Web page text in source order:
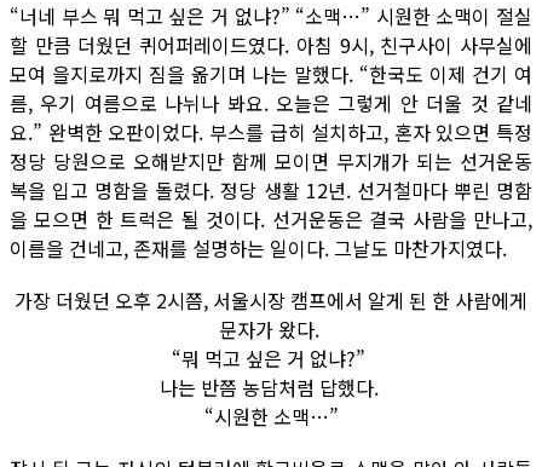
“너네 부스 뭐 먹고 싶은 거 없냐?” “소맥…” 시원한 소맥이 절실
할 만큼 더웠던 퀴어퍼레이드였다. 아침 9시, 친구사이 사무실에
모여 을지로까지 짐을 옮기며 나는 말했다. “한국도 이제 건기 여
름, 우기 여름으로 나뉘나 봐요. 오늘은 그렇게 안 더울 것 같네
요.” 완벽한 오판이었다. 부스를 급히 설치하고, 혼자 있으면 특정
정당 당원으로 오해받지만 함께 모이면 무지개가 되는 선거운동
복을 입고 명함을 돌렸다. 정당 생활 12년. 선거철마다 뿌린 명함
을 모으면 한 트럭은 될 것이다. 선거운동은 결국 사람을 만나고,
이름을 건네고, 존재를 설명하는 일이다. 그날도 마찬가지였다.
가장 더웠던 오후 2시쯤, 서울시장 캠프에서 알게 된 한 사람에게
문자가 왔다.
“뭐 먹고 싶은 거 없냐?”
나는 반쯤 농담처럼 답했다.
“시원한 소맥…”